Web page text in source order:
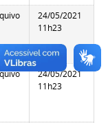
24/05/2021
11h23
24/05/2021
11h23